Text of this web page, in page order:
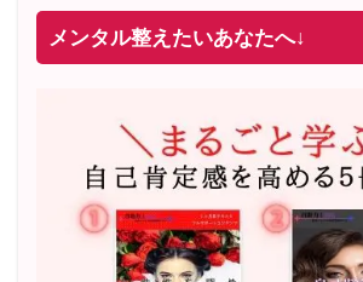
メンタル整えたいあなたへ↓